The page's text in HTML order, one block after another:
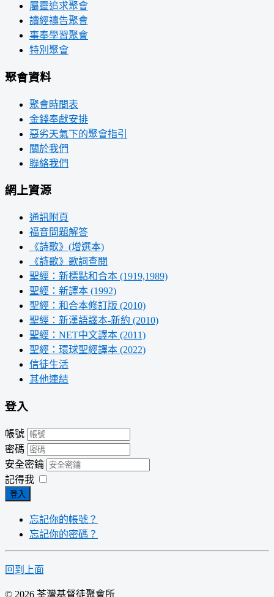
屬靈追求聚會
讀經禱告聚會
事奉學習聚會
特別聚會
聚會資料
聚會時間表
金錢奉獻安排
惡劣天氣下的聚會指引
關於我們
聯絡我們
網上資源
通訊附頁
福音問題解答
《詩歌》(增選本)
《詩歌》歌詞查閱
聖經：新標點和合本 (1919,1989)
聖經：新譯本 (1992)
聖經：和合本修訂版 (2010)
聖經：新漢語譯本-新約 (2010)
聖經：NET中文譯本 (2011)
聖經：環球聖經譯本 (2022)
信徒生活
其他連結
登入
帳號
密碼
安全密鑰
記得我
登入
忘記你的帳號？
忘記你的密碼？
回到上面
© 2026 荃灣基督徒聚會所